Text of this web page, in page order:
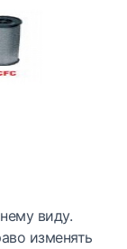
виду.
изменять